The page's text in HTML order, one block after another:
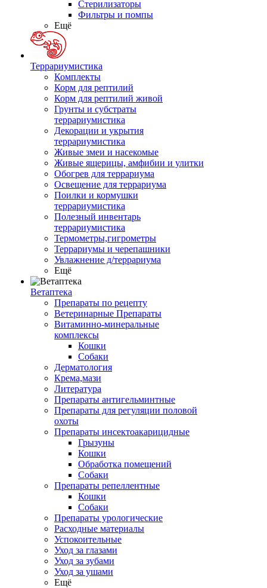
Стерилизаторы
Фильтры и помпы
Ещё
Террариумистика
Комплекты
Корм для рептилий
Корм для рептилий живой
Грунты и субстраты
террариумистика
Декорации и укрытия
террариумистика
Живые змеи и насекомые
Живые ящерицы, амфибии и улитки
Обогрев для террариума
Освещение для террариума
Поилки и кормушки
террариумистика
Полезный инвентарь
террариумистика
Термометры,гигрометры
Террариумы и черепашники
Увлажнение д/террариума
Ещё
Ветаптека
Препараты по рецепту
Ветеринарные Препараты
Витаминно-минеральные
комплексы
Кошки
Собаки
Дерматология
Крема,мази
Литература
Препараты антигельминтные
Препараты для регуляции половой
охоты
Препараты инсектоакарицидные
Грызуны
Кошки
Обработка помещений
Собаки
Препараты репеллентные
Кошки
Собаки
Препараты урологические
Расходные материалы
Успокоительные
Уход за глазами
Уход за зубами
Уход за ушами
Ещё